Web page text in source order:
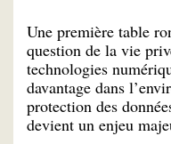
Une première table
question de la vie
technologies
davantage dans
protection des
devient un enjeu